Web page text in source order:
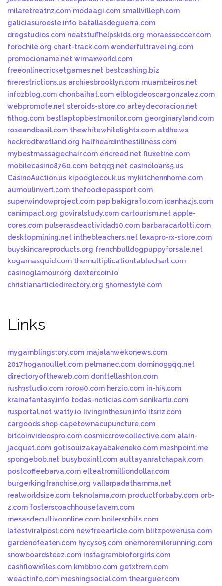
milaretreatnz.com modaagi.com smallvilleph.com
galiciasuroeste.info batallasdeguerra.com
dregstudios.com neatstuffhelpskids.org moraessoccer.com
forochile.org chart-track.com wonderfultraveling.com
promocioname.net wimaxworld.com
freeonlinecricketgames.net bestcashing.biz
firerestrictions.us archiesbrooklyn.com muambeiros.net
infozblog.com chonbaihat.com elblogdeoscargonzalez.com
webpromote.net steroids-store.co arteydecoracion.net
fithog.com bestlaptopbestmonitor.com georginaryland.com
roseandbasil.com thewhitewhitelights.com atdhe.ws
heckrodtwetland.org halfheardinthestillness.com
mybestmassagechair.com ericreed.net fluxetine.com
mobilecasino8760.com betqq3.net casinoloans5.us
CasinoAuction.us kipooglecouk.us mykitchennhome.com
aumoulinvert.com thefoodiepassport.com
superwindowproject.com papibakigrafo.com icanhazjs.com
canimpact.org goviralstudy.com cartourism.net apple-
cores.com pulserasdeactividad10.com barbaracarlotti.com
desktopmining.net inthebleachers.net lexapro-rx-store.com
buyskincareproducts.org frenchbulldogpuppyforsale.net
kogamasquid.com themultiplicationtablechart.com
casinoglamour.org dextercoin.io
christianarticledirectory.org 5homestyle.com
Links
mygamblingstory.com majalahwekonews.com
2017hoganoutlet.com pelmanec.com domino99qq.net
directoryoftheweb.com donttellashton.com
rush3studio.com roro90.com herzio.com in-hi5.com
krainafantasy.info todas-noticias.com senikartu.com
rusportal.net watty.io livinginthesun.info itsriz.com
cargoods.shop capetownacupuncture.com
bitcoinvideospro.com cosmiccrowcollective.com alain-
jacquet.com gotisouizakayabakeneko.com meshpoint.me
spongebob.net busyboxintl.com auttayanratchapak.com
postcoffeebarva.com elteatromilliondollar.com
burgerkingfranchise.org vallarpadathamma.net
realworldsize.com teknolama.com productforbaby.com orb-
z.com fosterscoachhousetavern.com
mesasdecultivoonline.com boilersnbits.com
latestviralpost.com newfreearticle.com blitzpowerusa.com
gardenofeaten.com hycys05.com onemoremilerunning.com
snowboardsteez.com instagrambioforgirls.com
cashflowxfiles.com kmbb10.com getxtrem.com
weactinfo.com meshingsocial.com thearguer.com